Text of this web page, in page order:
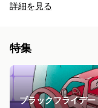
詳細を見る
特集
ブラックフライデ